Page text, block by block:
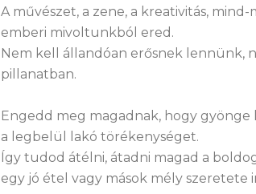
A művészet, a zene, a kreativitás,
emberi mivoltunkból ered.
Nem kell állandóan erősnek
pillanatban.
Engedd meg magadnak, hogy gyönge
a legbelül lakó törékenységet.
Így tudod átélni, átadni magad a
egy jó étel vagy mások mély szeretete